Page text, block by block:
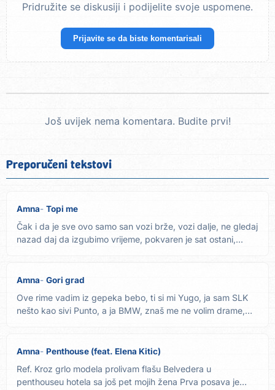
Pridružite se diskusiji i podijelite svoje uspomene.
Prijavite se da biste komentarisali
Još uvijek nema komentara. Budite prvi!
Preporučeni tekstovi
Amna Topi me
Čak i da je sve ovo samo san vozi brže, vozi dalje, ne gledaj
nazad daj da izgubimo vrijeme, pokvaren je sat ostani,...
Amna Gori grad
Ove rime vadim iz gepeka bebo, ti si mi Yugo, ja sam SLK
nešto kao sivi Punto, a ja BMW, znaš me ne volim drame,
Amna Penthouse (feat. Elena Kitic)
Ref. Kroz grlo modela prolivam flašu Belvedera u
penthouseu hotela sa još pet mojih žena Prva posava je